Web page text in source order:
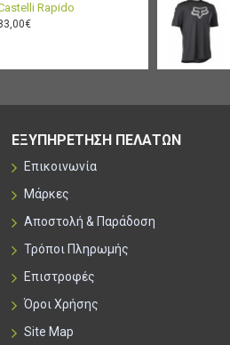
Rapido
ΕΞΥΠΗΡΕΤΗΣΗ ΠΕΛΑΤΩΝ
Επικοινωνία
Μάρκες
Αποστολή & Παράδοση
Τρόποι Πληρωμής
Επιστροφές
Όροι Χρήσης
Site Map